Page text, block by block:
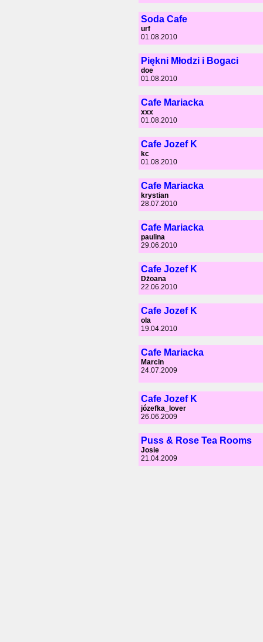
Soda Cafe
urf
01.08.2010
Piękni Młodzi i Bogaci
doe
01.08.2010
Cafe Mariacka
xxx
01.08.2010
Cafe Jozef K
kc
01.08.2010
Cafe Mariacka
krystian
28.07.2010
Cafe Mariacka
paulina
29.06.2010
Cafe Jozef K
Dżoana
22.06.2010
Cafe Jozef K
ola
19.04.2010
Cafe Mariacka
Marcin
24.07.2009
Cafe Jozef K
józefka_lover
26.06.2009
Puss & Rose Tea Rooms
Josie
21.04.2009